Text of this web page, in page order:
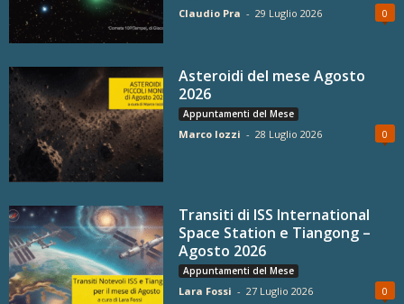
Claudio Pra - 29 Luglio 2026 0
Asteroidi del mese Agosto
2026
Appuntamenti del Mese
Marco Iozzi - 28 Luglio 2026 0
Transiti di ISS International
Space Station e Tiangong –
Agosto 2026
Appuntamenti del Mese
Lara Fossi - 27 Luglio 2026 0